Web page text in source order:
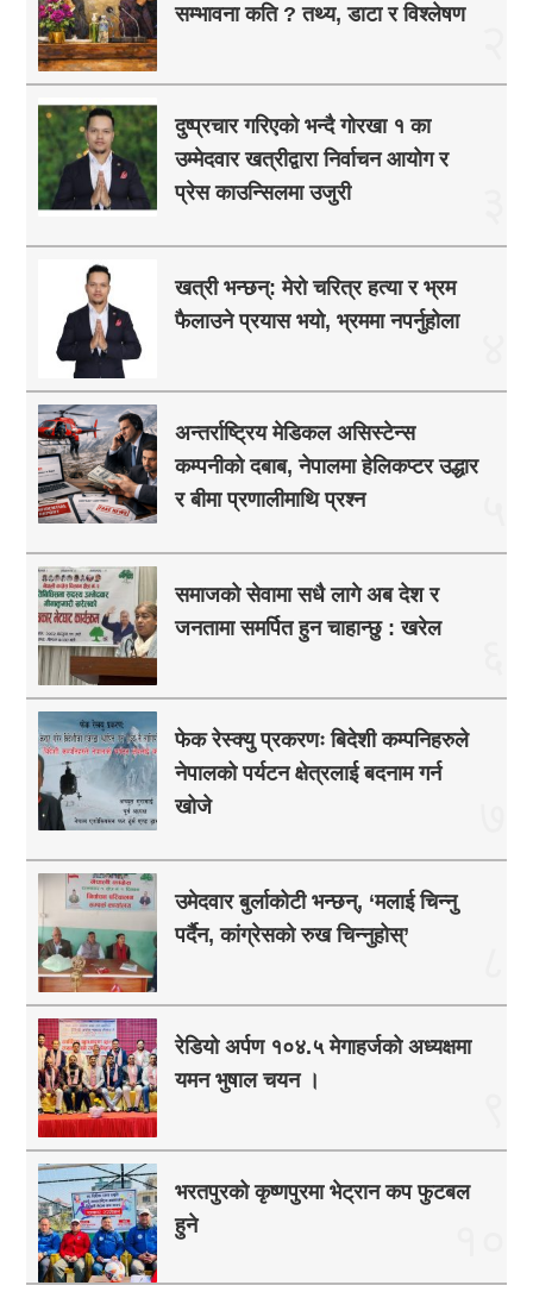
सम्भावना कति ? तथ्य, डाटा र विश्लेषण
दुष्प्रचार गरिएको भन्दै गोरखा १ का
उम्मेदवार खत्रीद्वारा निर्वाचन आयोग र
प्रेस काउन्सिलमा उजुरी
खत्री भन्छन्: मेरो चरित्र हत्या र भ्रम
फैलाउने प्रयास भयो, भ्रममा नपर्नुहोला
अन्तर्राष्ट्रिय मेडिकल असिस्टेन्स
कम्पनीको दबाब, नेपालमा हेलिकप्टर उद्धार
र बीमा प्रणालीमाथि प्रश्न
समाजको सेवामा सधै लागे अब देश र
जनतामा समर्पित हुन चाहान्छु : खरेल
फेक रेस्क्यु प्रकरणः बिदेशी कम्पनिहरुले
नेपालको पर्यटन क्षेत्रलाई बदनाम गर्न
खोजे
उमेदवार बुर्लाकोटी भन्छन्, ‘मलाई चिन्नु
पर्दैन, कांग्रेसको रुख चिन्नुहोस्’
रेडियो अर्पण १०४.५ मेगाहर्जको अध्यक्षमा
यमन भुषाल चयन ।
भरतपुरको कृष्णपुरमा भेट्रान कप फुटबल
हुने